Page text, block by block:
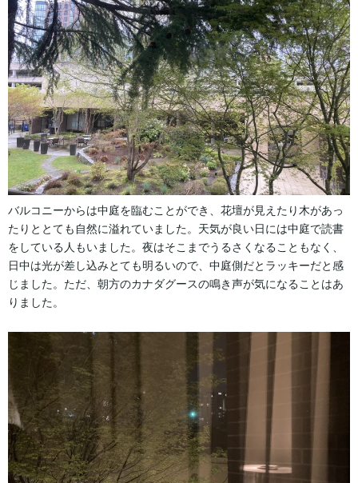
バルコニーからは中庭を臨むことができ、花壇が見えたり木があっ
たりととても自然に溢れていました。天気が良い日には中庭で読書
をしている人もいました。夜はそこまでうるさくなることもなく、
日中は光が差し込みとても明るいので、中庭側だとラッキーだと感
じました。ただ、朝方のカナダグースの鳴き声が気になることはあ
りました。